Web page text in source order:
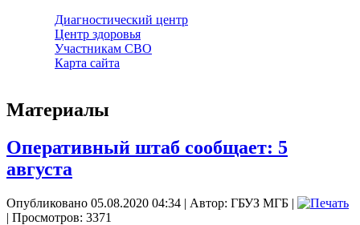
Диагностический центр
Центр здоровья
Участникам СВО
Карта сайта
Материалы
Оперативный штаб сообщает: 5
августа
Опубликовано 05.08.2020 04:34 | Автор: ГБУЗ МГБ |
| Просмотров: 3371